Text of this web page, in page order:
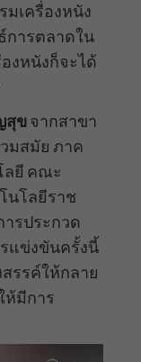
มเครื่องหนัง
การตลาดใน
งหนังก็จะได้
สุขจากสาขา
มสมัย ภาค
ลยี คณะ
นโลยีราช
รประกวด
แข่งขันครั้งนี้
รรค์ให้กลาย
ห้มีการ